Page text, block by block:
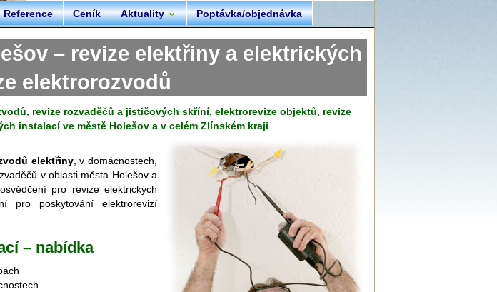
Reference Ceník Aktuality Poptávka/objednávka
– revize elektřiny a elektrických
elektrorozvodů
revize rozvaděčů a jističových skříní, elektrorevize objektů, revize
instalací ve městě Holešov a v celém Zlínském kraji
elektřiny, v domácnostech,
v oblasti města Holešov a
pro revize elektrických
pro poskytování elektrorevizí
– nabídka